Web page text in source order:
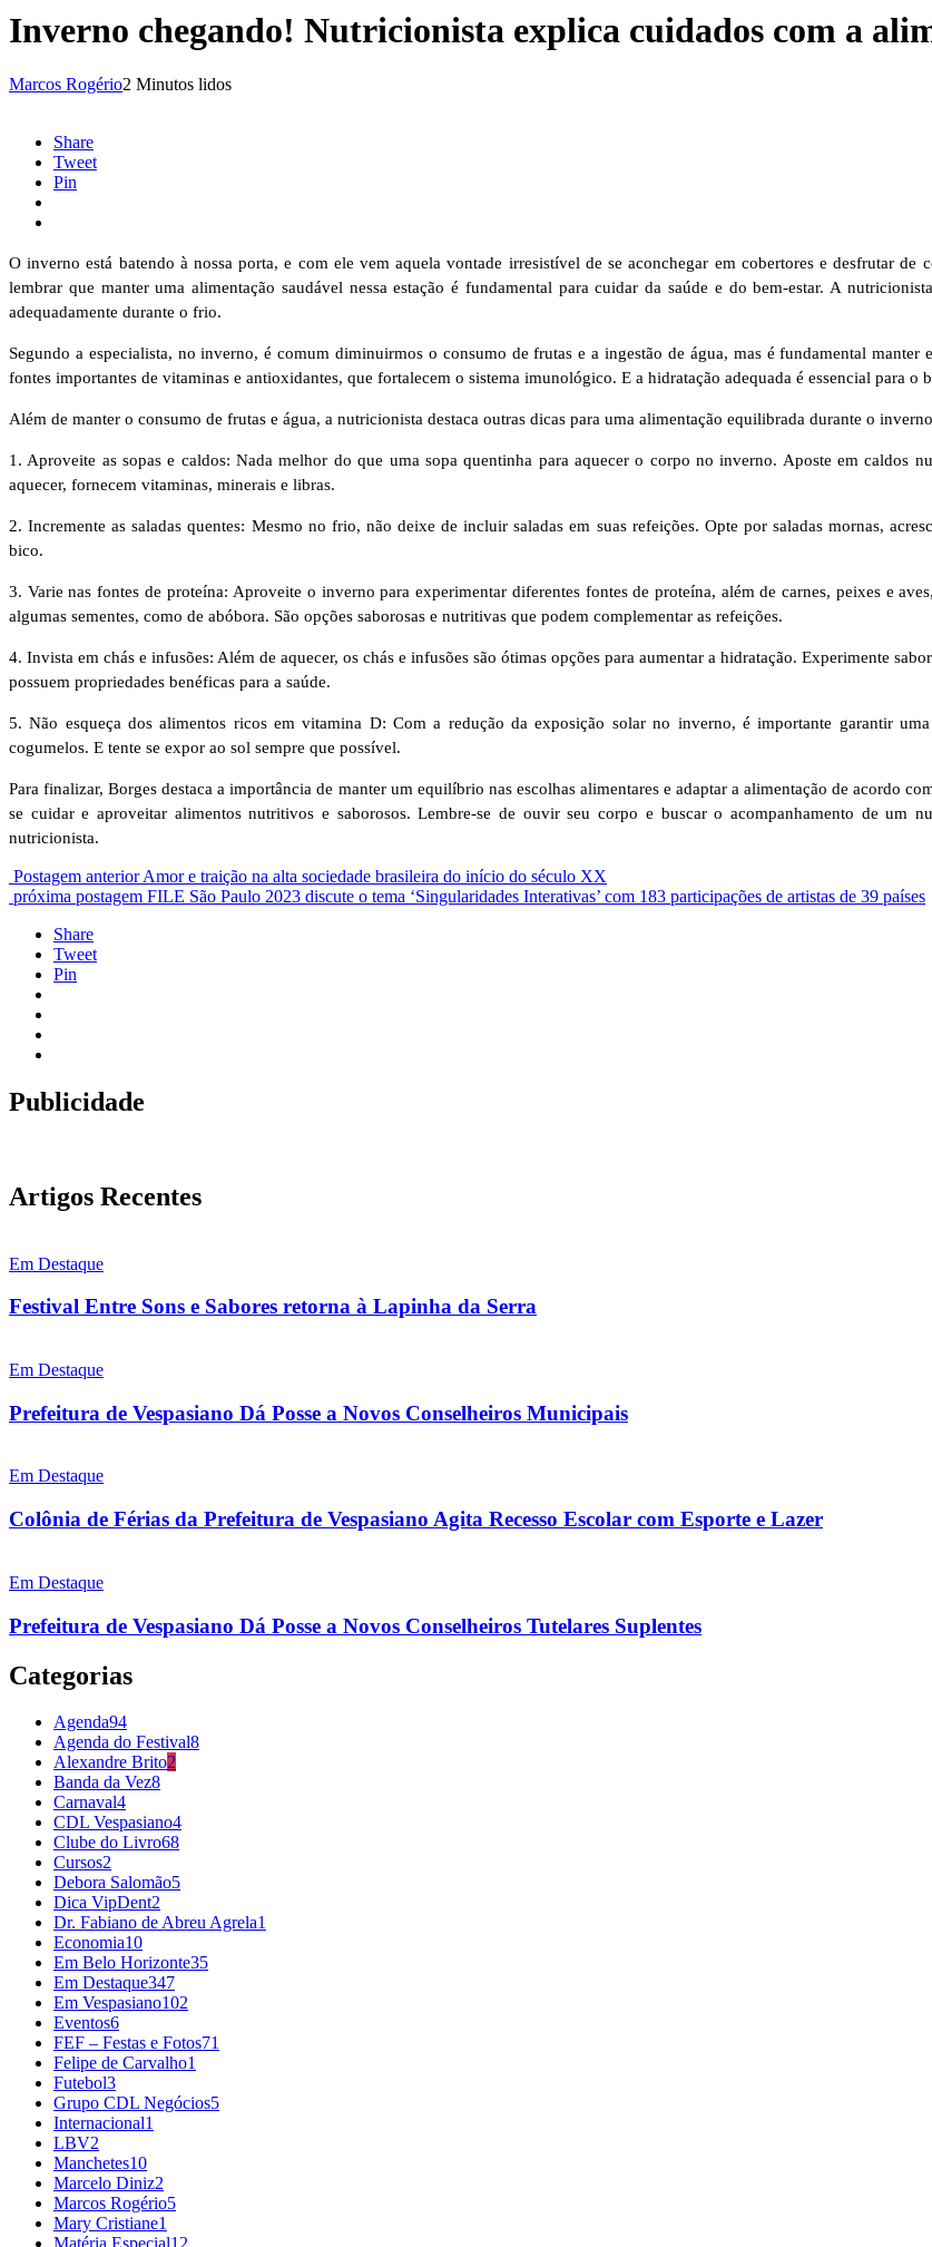
Inverno chegando! Nutricionista explica cuidados com a
Marcos Rogério2 Minutos lidos
Share
Tweet
Pin
O inverno está batendo à nossa porta, e com ele vem aquela vontade irresistível de se aconchegar em cobertores e desfrutar de
lembrar que manter uma alimentação saudável nessa estação é fundamental para cuidar da saúde e do bem-estar. A nutricionista
adequadamente durante o frio.
Segundo a especialista, no inverno, é comum diminuirmos o consumo de frutas e a ingestão de água, mas é fundamental manter
fontes importantes de vitaminas e antioxidantes, que fortalecem o sistema imunológico. E a hidratação adequada é essencial para
Além de manter o consumo de frutas e água, a nutricionista destaca outras dicas para uma alimentação equilibrada durante o
1. Aproveite as sopas e caldos: Nada melhor do que uma sopa quentinha para aquecer o corpo no inverno. Aposte em caldos
aquecer, fornecem vitaminas, minerais e libras.
2. Incremente as saladas quentes: Mesmo no frio, não deixe de incluir saladas em suas refeições. Opte por saladas mornas,
bico.
3. Varie nas fontes de proteína: Aproveite o inverno para experimentar diferentes fontes de proteína, além de carnes, peixes e
algumas sementes, como de abóbora. São opções saborosas e nutritivas que podem complementar as refeições.
4. Invista em chás e infusões: Além de aquecer, os chás e infusões são ótimas opções para aumentar a hidratação. Experimente
possuem propriedades benéficas para a saúde.
5. Não esqueça dos alimentos ricos em vitamina D: Com a redução da exposição solar no inverno, é importante garantir
cogumelos. E tente se expor ao sol sempre que possível.
Para finalizar, Borges destaca a importância de manter um equilíbrio nas escolhas alimentares e adaptar a alimentação de acordo
se cuidar e aproveitar alimentos nutritivos e saborosos. Lembre-se de ouvir seu corpo e buscar o acompanhamento de um
nutricionista.
Postagem anterior Amor e traição na alta sociedade brasileira do início do século XX
próxima postagem FILE São Paulo 2023 discute o tema ‘Singularidades Interativas’ com 183 participações de artistas de 39 países
Share
Tweet
Pin
Publicidade
Artigos Recentes
Em Destaque
Festival Entre Sons e Sabores retorna à Lapinha da Serra
Em Destaque
Prefeitura de Vespasiano Dá Posse a Novos Conselheiros Municipais
Em Destaque
Colônia de Férias da Prefeitura de Vespasiano Agita Recesso Escolar com Esporte e Lazer
Em Destaque
Prefeitura de Vespasiano Dá Posse a Novos Conselheiros Tutelares Suplentes
Categorias
Agenda94
Agenda do Festival8
Alexandre Brito2
Banda da Vez8
Carnaval4
CDL Vespasiano4
Clube do Livro68
Cursos2
Debora Salomão5
Dica VipDent2
Dr. Fabiano de Abreu Agrela1
Economia10
Em Belo Horizonte35
Em Destaque347
Em Vespasiano102
Eventos6
FEF – Festas e Fotos71
Felipe de Carvalho1
Futebol3
Grupo CDL Negócios5
Internacional1
LBV2
Manchetes10
Marcelo Diniz2
Marcos Rogério5
Mary Cristiane1